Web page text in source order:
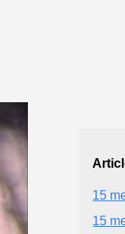
15
15